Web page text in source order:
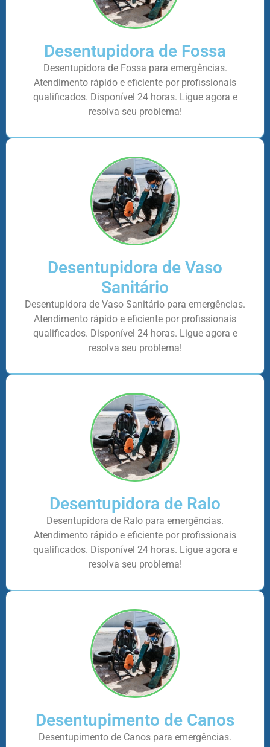
Desentupidora de Fossa
Desentupidora de Fossa para emergências.
Atendimento rápido e eficiente por profissionais
qualificados. Disponível 24 horas. Ligue agora e
resolva seu problema!
Desentupidora de Vaso
Sanitário
Desentupidora de Vaso Sanitário para emergências.
Atendimento rápido e eficiente por profissionais
qualificados. Disponível 24 horas. Ligue agora e
resolva seu problema!
Desentupidora de Ralo
Desentupidora de Ralo para emergências.
Atendimento rápido e eficiente por profissionais
qualificados. Disponível 24 horas. Ligue agora e
resolva seu problema!
Desentupimento de Canos
Desentupimento de Canos para emergências.